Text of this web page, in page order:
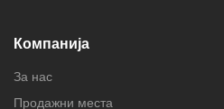
Компанија
За нас
Продажни места